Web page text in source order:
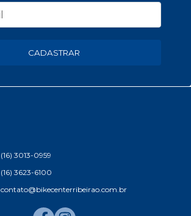
CADASTRAR
(16) 3013-0959
(16) 3623-6100
contato@bikecenterribeirao.com.br